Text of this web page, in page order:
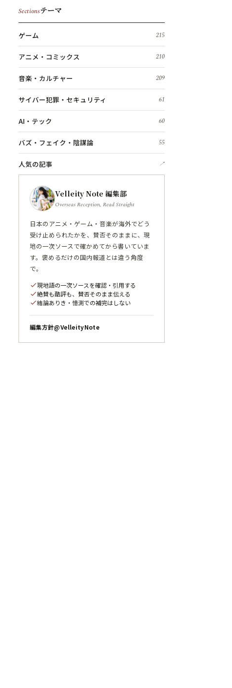
Sectionsテーマ
ゲーム 215
アニメ・コミックス 210
音楽・カルチャー 209
サイバー犯罪・セキュリティ 61
AI・テック 60
バズ・フェイク・陰謀論 55
人気の記事 ↗
Velleity Note 編集部
Overseas Reception, Read Straight
日本のアニメ・ゲーム・音楽が海外でどう
受け止められたかを、賛否そのままに、現
地の一次ソースで確かめてから書いていま
す。褒めるだけの国内報道とは違う角度
で。
check現地語の一次ソースを確認・引用する
check絶賛も酷評も、賛否そのまま伝える
check結論ありき・憶測での補完はしない
編集方針@VelleityNote